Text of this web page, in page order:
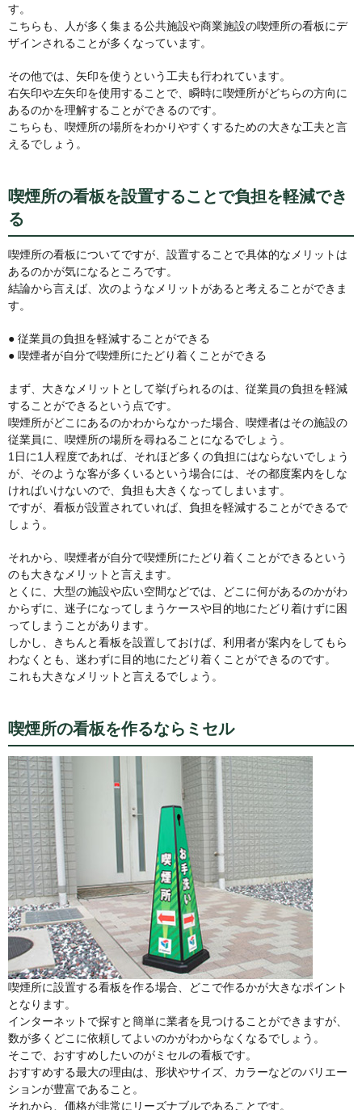
す。
こちらも、人が多く集まる公共施設や商業施設の喫煙所の看板にデ
ザインされることが多くなっています。
その他では、矢印を使うという工夫も行われています。
右矢印や左矢印を使用することで、瞬時に喫煙所がどちらの方向に
あるのかを理解することができるのです。
こちらも、喫煙所の場所をわかりやすくするための大きな工夫と言
えるでしょう。
喫煙所の看板を設置することで負担を軽減でき
る
喫煙所の看板についてですが、設置することで具体的なメリットは
あるのかが気になるところです。
結論から言えば、次のようなメリットがあると考えることができま
す。
● 従業員の負担を軽減することができる
● 喫煙者が自分で喫煙所にたどり着くことができる
まず、大きなメリットとして挙げられるのは、従業員の負担を軽減
することができるという点です。
喫煙所がどこにあるのかわからなかった場合、喫煙者はその施設の
従業員に、喫煙所の場所を尋ねることになるでしょう。
1日に1人程度であれば、それほど多くの負担にはならないでしょう
が、そのような客が多くいるという場合には、その都度案内をしな
ければいけないので、負担も大きくなってしまいます。
ですが、看板が設置されていれば、負担を軽減することができるで
しょう。
それから、喫煙者が自分で喫煙所にたどり着くことができるという
のも大きなメリットと言えます。
とくに、大型の施設や広い空間などでは、どこに何があるのかがわ
からずに、迷子になってしまうケースや目的地にたどり着けずに困
ってしまうことがあります。
しかし、きちんと看板を設置しておけば、利用者が案内をしてもら
わなくとも、迷わずに目的地にたどり着くことができるのです。
これも大きなメリットと言えるでしょう。
喫煙所の看板を作るならミセル
喫煙所に設置する看板を作る場合、どこで作るかが大きなポイント
となります。
インターネットで探すと簡単に業者を見つけることができますが、
数が多くどこに依頼してよいのかがわからなくなるでしょう。
そこで、おすすめしたいのがミセルの看板です。
おすすめする最大の理由は、形状やサイズ、カラーなどのバリエー
ションが豊富であること。
それから、価格が非常にリーズナブルであることです。